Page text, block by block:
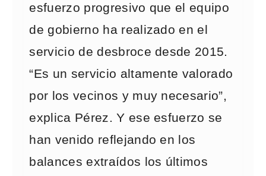
esfuerzo progresivo que el equipo
de gobierno ha realizado en el
servicio de desbroce desde 2015.
“Es un servicio altamente valorado
por los vecinos y muy necesario”,
explica Pérez. Y ese esfuerzo se
han venido reflejando en los
balances extraídos los últimos